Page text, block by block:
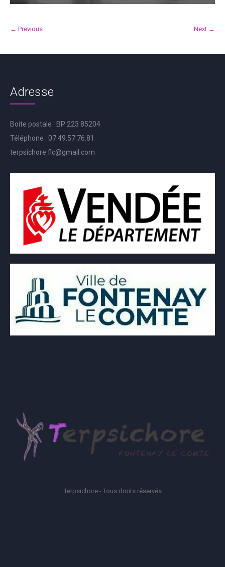
← Previous Next →
Adresse
Boite postale : BP 223 85204
Téléphone : 07.49.57.76.81
terpsichore.flc@gmail.com
Terpsichore - Tous droits réservés